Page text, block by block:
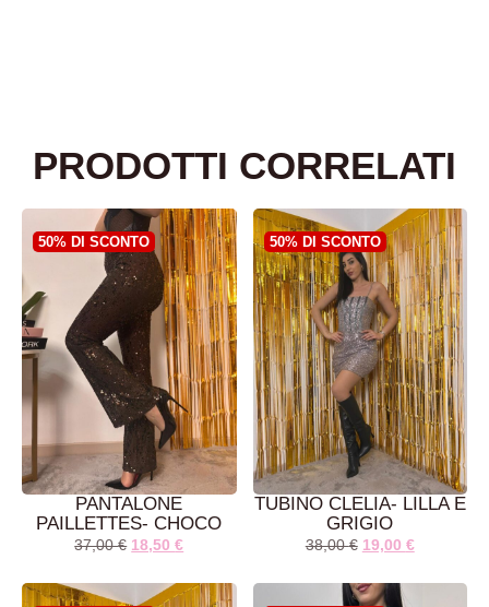
PRODOTTI CORRELATI
50% DI SCONTO
PANTALONE
PAILLETTES- CHOCO
37,00€ 18,50€
50% DI SCONTO
TUBINO CLELIA- LILLA E
GRIGIO
38,00€ 19,00 €